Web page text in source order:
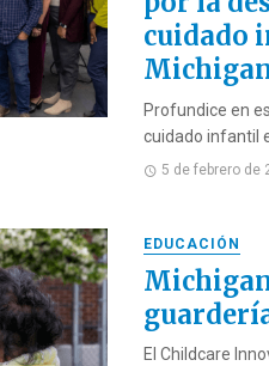
cuidado
Profundice en
cuidado infantil
5 de febrero de
EDUCACIÓN
El Childcare